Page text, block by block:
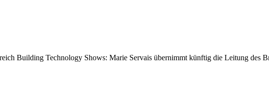
Building Technology Shows: Marie Servais übernimmt künftig die Leitung des